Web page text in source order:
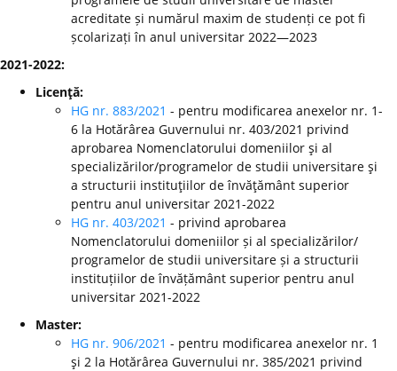
acreditate și numărul maxim de studenți ce pot fi
școlarizați în anul universitar 2022—2023
2021-2022:
Licenţă:
HG nr. 883/2021 - pentru modificarea anexelor nr. 1-
6 la Hotărârea Guvernului nr. 403/2021 privind
aprobarea Nomenclatorului domeniilor şi al
specializărilor/programelor de studii universitare şi
a structurii instituţiilor de învăţământ superior
pentru anul universitar 2021-2022
HG nr. 403/2021 - privind aprobarea
Nomenclatorului domeniilor și al specializărilor/
programelor de studii universitare și a structurii
instituțiilor de învățământ superior pentru anul
universitar 2021-2022
Master:
HG nr. 906/2021 - pentru modificarea anexelor nr. 1
şi 2 la Hotărârea Guvernului nr. 385/2021 privind